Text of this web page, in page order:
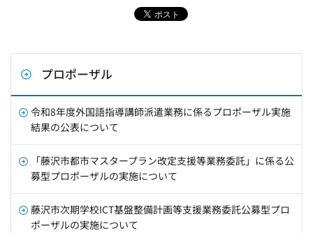
プロポーザル
令和8年度外国語指導講師派遣業務に係るプロポーザル実施
結果の公表について
「藤沢市都市マスタープラン改定支援等業務委託」に係る公
募型プロポーザルの実施について
藤沢市次期学校ICT基盤整備計画等支援業務委託公募型プロ
ポーザルの実施について